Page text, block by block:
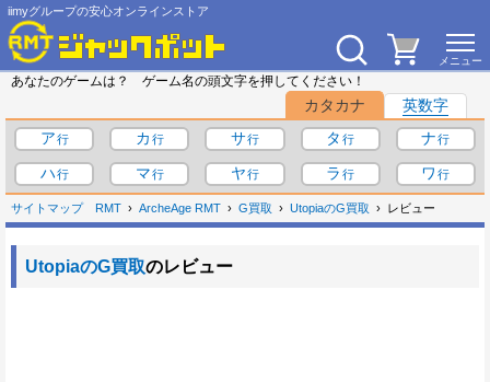
iimyグループの安心オンラインストア
あなたのゲームは？ ゲーム名の頭文字を押してください！
カタカナ
英数字
ア
カ サ タ
ナ
ハ
マ ヤ ラ ワ
サイトマップ RMT ArcheAge RMT G買取 UtopiaのG買取 レビュー
UtopiaのG買取のレビュー